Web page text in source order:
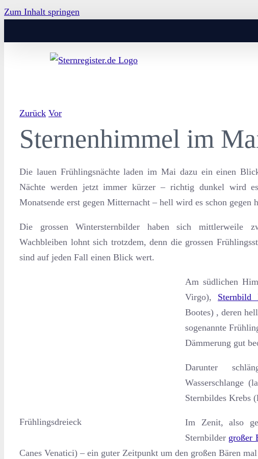
Zum Inhalt springen
Zurück Vor
Sternenhimmel im
Die lauen Frühlingsnächte laden im Mai dazu ein einen
Nächte werden jetzt immer kürzer – richtig dunkel wird
Monatsende erst gegen Mitternacht – hell wird es schon gegen
Die grossen Wintersternbilder haben sich mittlerweile
Wachbleiben lohnt sich trotzdem, denn die grossen
sind auf jeden Fall einen Blick wert.
Frühlingsdreieck
Am südlichen
Virgo), Sternbild
Bootes) , deren
sogenannte
Dämmerung gut
Darunter
Wasserschlange
Sternbildes Krebs
Im Zenit, also
Sternbilder großer
Canes Venatici) – ein guter Zeitpunkt um den großen Bären